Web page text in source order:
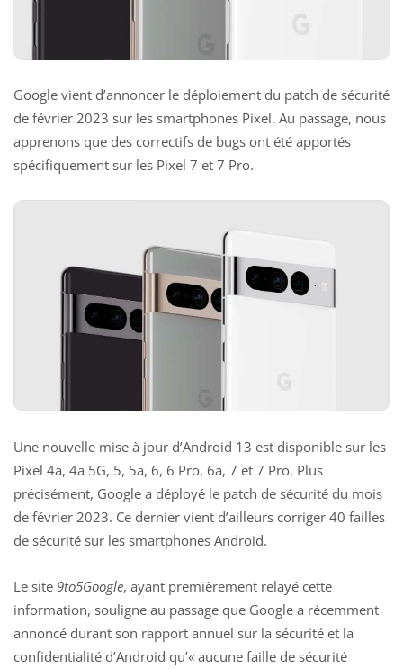
Google vient d’annoncer le déploiement du patch de sécurité
de février 2023 sur les smartphones Pixel. Au passage, nous
apprenons que des correctifs de bugs ont été apportés
spécifiquement sur les Pixel 7 et 7 Pro.
Une nouvelle mise à jour d’Android 13 est disponible sur les
Pixel 4a, 4a 5G, 5, 5a, 6, 6 Pro, 6a, 7 et 7 Pro. Plus
précisément, Google a déployé le patch de sécurité du mois
de février 2023. Ce dernier vient d’ailleurs corriger 40 failles
de sécurité sur les smartphones Android.
Le site 9to5Google, ayant premièrement relayé cette
information, souligne au passage que Google a récemment
annoncé durant son rapport annuel sur la sécurité et la
confidentialité d’Android qu’« aucune faille de sécurité